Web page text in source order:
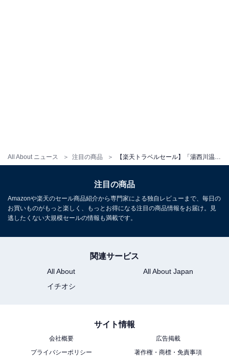
All About ニュース 注目の商品
注目の商品
Amazonや楽天のセール商品紹介から専門家による独自レビューまで、毎日の
お買いものがもっと楽しく、もっとお得になる注目の商品情報をお届け。見
逃したくない大規模セールの情報も満載です。
関連サービス
All About
All About Japan
イチオシ
サイト情報
会社概要
広告掲載
プライバシーポリシー
著作権・商標・免責事項